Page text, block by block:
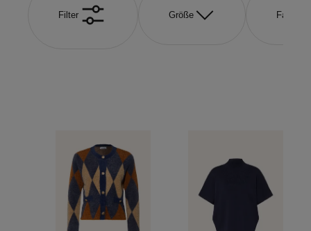
Filter Größe Farbe